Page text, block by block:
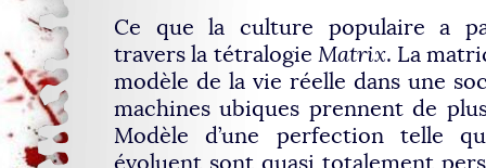
Ce que la culture populaire a
travers la tétralogie Matrix. La
modèle de la vie réelle dans une
machines ubiques prennent de
Modèle d’une perfection telle